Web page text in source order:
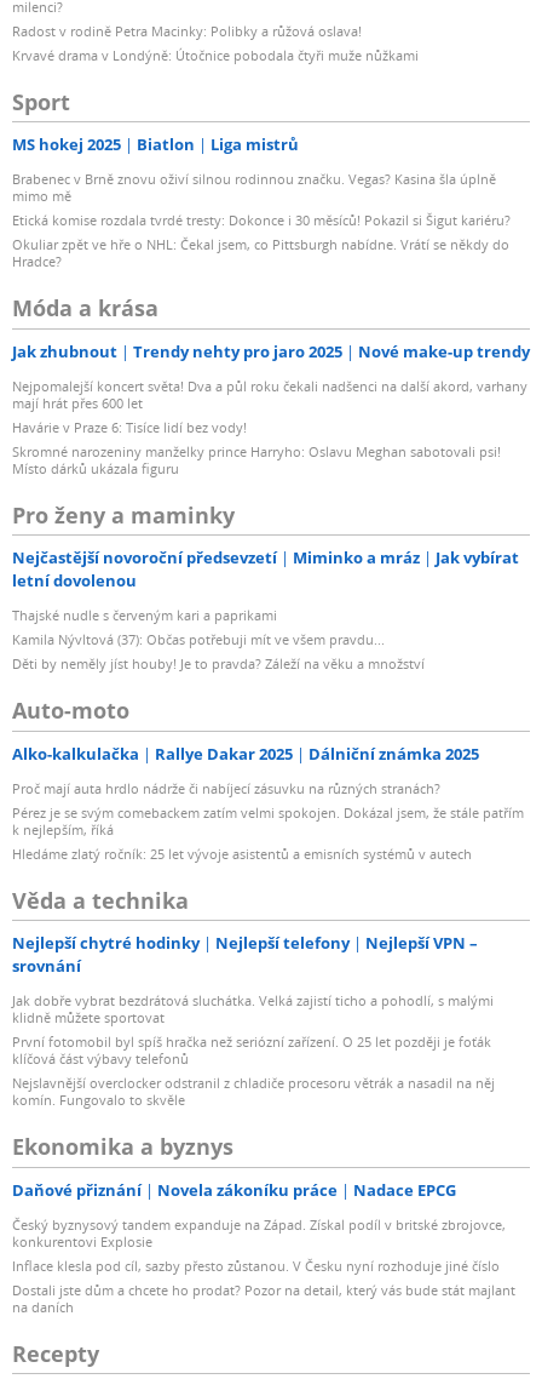
milenci?
Radost v rodině Petra Macinky: Polibky a růžová oslava!
Krvavé drama v Londýně: Útočnice pobodala čtyři muže nůžkami
Sport
MS hokej 2025 Biatlon Liga mistrů
Brabenec v Brně znovu oživí silnou rodinnou značku. Vegas? Kasina šla úplně
mimo mě
Etická komise rozdala tvrdé tresty: Dokonce i 30 měsíců! Pokazil si Šigut kariéru?
Okuliar zpět ve hře o NHL: Čekal jsem, co Pittsburgh nabídne. Vrátí se někdy do
Hradce?
Móda a krása
Jak zhubnout Trendy nehty pro jaro 2025 Nové make-up trendy
Nejpomalejší koncert světa! Dva a půl roku čekali nadšenci na další akord, varhany
mají hrát přes 600 let
Havárie v Praze 6: Tisíce lidí bez vody!
Skromné narozeniny manželky prince Harryho: Oslavu Meghan sabotovali psi!
Místo dárků ukázala figuru
Pro ženy a maminky
Nejčastější novoroční předsevzetí Miminko a mráz
Jak vybírat
letní dovolenou
Thajské nudle s červeným kari a paprikami
Kamila Nývltová (37): Občas potřebuji mít ve všem pravdu...
Děti by neměly jíst houby! Je to pravda? Záleží na věku a množství
Auto-moto
Alko-kalkulačka Rallye Dakar 2025 Dálniční známka 2025
Proč mají auta hrdlo nádrže či nabíjecí zásuvku na různých stranách?
Pérez je se svým comebackem zatím velmi spokojen. Dokázal jsem, že stále patřím
k nejlepším, říká
Hledáme zlatý ročník: 25 let vývoje asistentů a emisních systémů v autech
Věda a technika
Nejlepší chytré hodinky Nejlepší telefony
Nejlepší VPN –
srovnání
Jak dobře vybrat bezdrátová sluchátka. Velká zajistí ticho a pohodlí, s malými
klidně můžete sportovat
První fotomobil byl spíš hračka než seriózní zařízení. O 25 let později je foťák
klíčová část výbavy telefonů
Nejslavnější overclocker odstranil z chladiče procesoru větrák a nasadil na něj
komín. Fungovalo to skvěle
Ekonomika a byznys
Daňové přiznání Novela zákoníku práce Nadace EPCG
Český byznysový tandem expanduje na Západ. Získal podíl v britské zbrojovce,
konkurentovi Explosie
Inflace klesla pod cíl, sazby přesto zůstanou. V Česku nyní rozhoduje jiné číslo
Dostali jste dům a chcete ho prodat? Pozor na detail, který vás bude stát majlant
na daních
Recepty